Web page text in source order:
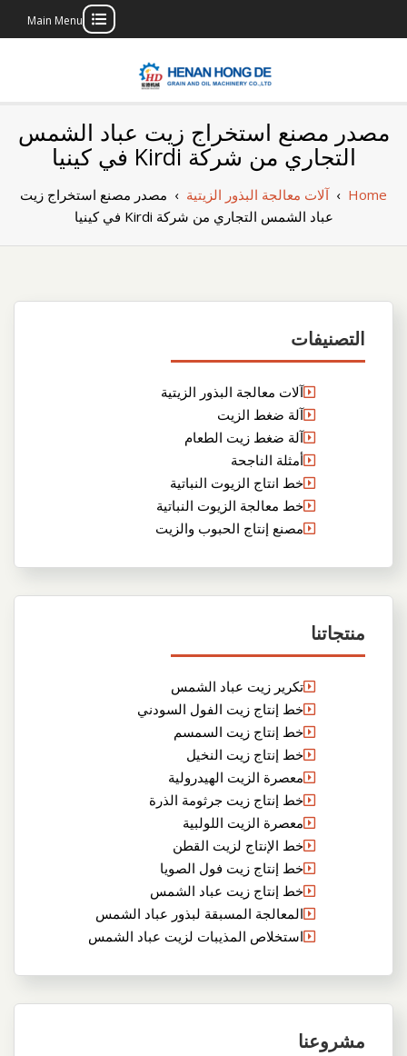
Main Menu
بناء مصنع إنتاج
الزيوت النباتية
الخاص بك
مصدر مصنع استخراج زيت عباد الشمس
التجاري من شركة Kirdi في كينيا
Home
›آلات معالجة البذور الزيتية › مصدر مصنع استخراج زيت
عباد الشمس التجاري من شركة Kirdi في كينيا
التصنيفات
آلات معالجة البذور الزيتية
آلة ضغط الزيت
آلة ضغط زيت الطعام
أمثلة الناجحة
خط انتاج الزيوت النباتية
خط معالجة الزيوت النباتية
مصنع إنتاج الحبوب والزيت
منتجاتنا
تكرير زيت عباد الشمس
خط إنتاج زيت الفول السودني
خط إنتاج زيت السمسم
خط إنتاج زيت النخيل
معصرة الزيت الهيدرولية
خط إنتاج زيت جرثومة الذرة
معصرة الزيت اللولبية
خط الإنتاج لزيت القطن
خط إنتاج زيت فول الصويا
خط إنتاج زيت عباد الشمس
المعالجة المسبقة لبذور عباد الشمس
استخلاص المذيبات لزيت عباد الشمس
مشروعنا